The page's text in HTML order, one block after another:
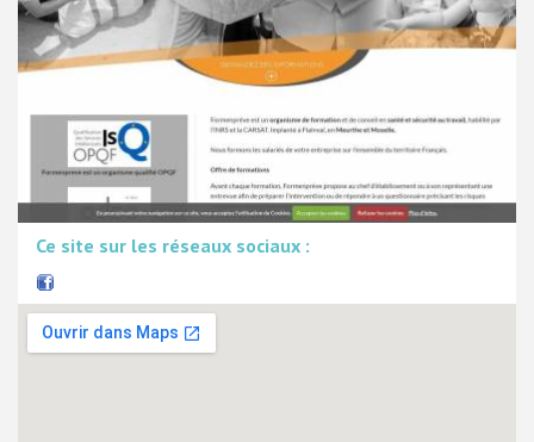
Ce site sur les réseaux sociaux :